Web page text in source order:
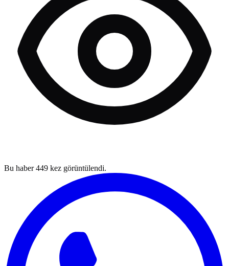
Bu haber449 kez görüntülendi.